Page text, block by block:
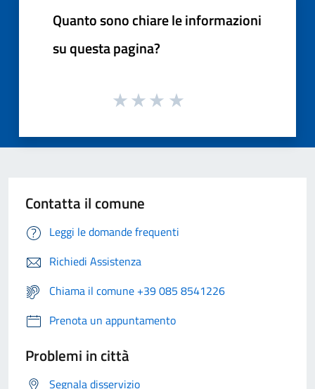
Quanto sono chiare le informazioni
su questa pagina?
Contatta il comune
Leggi le domande frequenti
Richiedi Assistenza
Chiama il comune +39 085 8541226
Prenota un appuntamento
Problemi in città
Segnala disservizio